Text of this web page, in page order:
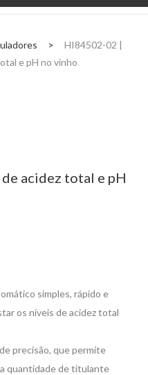
>
HI84502-02 |
e pH no vinho
acidez total e pH
simples, rápido e
os níveis de acidez total
precisão, que permite
quantidade de titulante